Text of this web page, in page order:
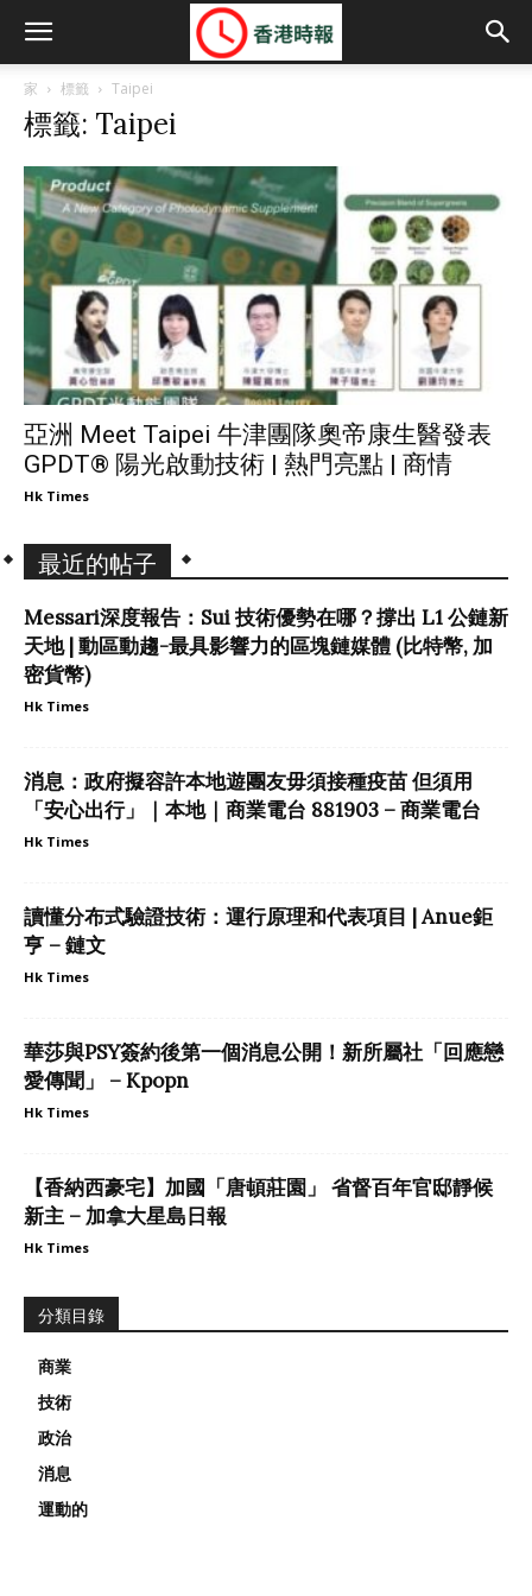
家 標籤 Taipei
標籤: Taipei
亞洲 Meet Taipei 牛津團隊奧帝康生醫發表
GPDT® 陽光啟動技術 | 熱門亮點 | 商情
Hk Times
最近的帖子
Messari深度報告：Sui 技術優勢在哪？撐出 L1 公鏈新
天地 | 動區動趨-最具影響力的區塊鏈媒體 (比特幣, 加
密貨幣)
Hk Times
消息：政府擬容許本地遊團友毋須接種疫苗 但須用
「安心出行」｜本地｜商業電台 881903 – 商業電台
Hk Times
讀懂分布式驗證技術：運行原理和代表項目 | Anue鉅
亨 – 鏈文
Hk Times
華莎與PSY簽約後第一個消息公開！新所屬社「回應戀
愛傳聞」 – Kpopn
Hk Times
【香納西豪宅】加國「唐頓莊園」 省督百年官邸靜候
新主 – 加拿大星島日報
Hk Times
分類目錄
商業
技術
政治
消息
運動的